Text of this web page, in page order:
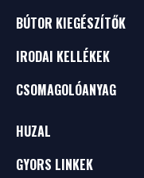
BÚTOR KIEGÉSZÍTŐK
IRODAI KELLÉKEK
CSOMAGOLÓANYAG
HUZAL
GYORS LINKEK